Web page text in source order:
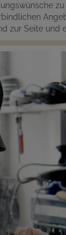
zur Seite und